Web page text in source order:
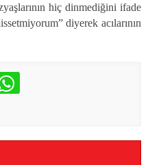
hiç dinmediğini ifade
diyerek acılarının